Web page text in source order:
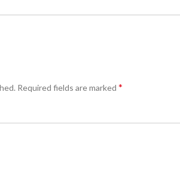
Required fields are marked *